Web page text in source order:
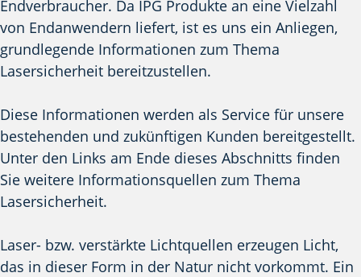
Endverbraucher. Da IPG Produkte an eine Vielzahl
von Endanwendern liefert, ist es uns ein Anliegen,
grundlegende Informationen zum Thema
Lasersicherheit bereitzustellen.
Diese Informationen werden als Service für unsere
bestehenden und zukünftigen Kunden bereitgestellt.
Unter den Links am Ende dieses Abschnitts finden
Sie weitere Informationsquellen zum Thema
Lasersicherheit.
Laser- bzw. verstärkte Lichtquellen erzeugen Licht,
das in dieser Form in der Natur nicht vorkommt. Ein